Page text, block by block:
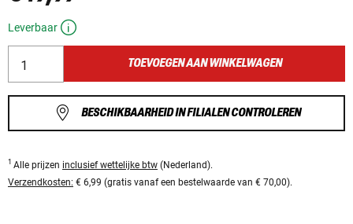
Leverbaar
TOEVOEGEN AAN WINKELWAGEN
BESCHIKBAARHEID IN FILIALEN CONTROLEREN
1 Alle prijzen inclusief wettelijke btw (Nederland).
Verzendkosten: € 6,99 (gratis vanaf een bestelwaarde van € 70,00).